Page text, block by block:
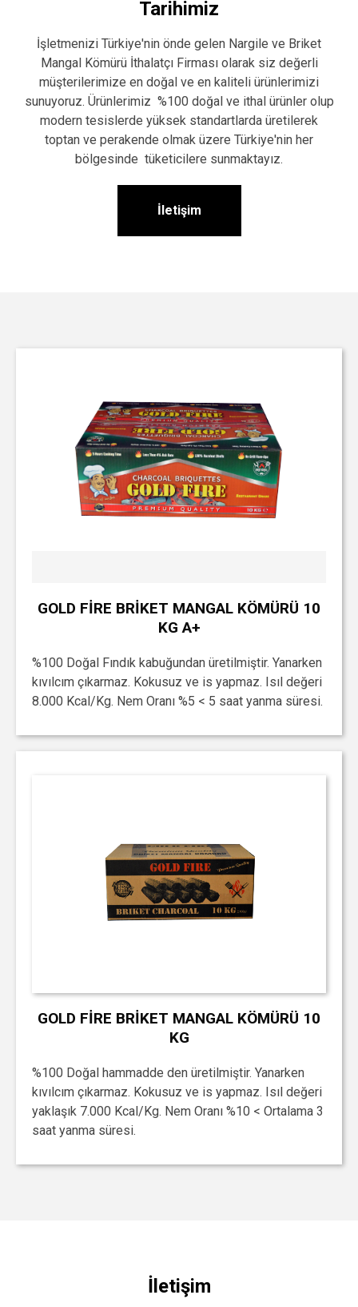
Tarihimiz
İşletmenizi Türkiye'nin önde gelen Nargile ve Briket
Mangal Kömürü İthalatçı Firması olarak siz değerli
müşterilerimize en doğal ve en kaliteli ürünlerimizi
sunuyoruz. Ürünlerimiz %100 doğal ve ithal ürünler olup
modern tesislerde yüksek standartlarda üretilerek
toptan ve perakende olmak üzere Türkiye'nin her
bölgesinde tüketicilere sunmaktayız.
İletişim
GOLD FİRE BRİKET MANGAL KÖMÜRÜ 10
KG A+
%100 Doğal Fındık kabuğundan üretilmiştir. Yanarken
kıvılcım çıkarmaz. Kokusuz ve is yapmaz. Isıl değeri
8.000 Kcal/Kg. Nem Oranı %5 < 5 saat yanma süresi.
GOLD FİRE BRİKET MANGAL KÖMÜRÜ 10
KG
%100 Doğal hammadde den üretilmiştir. Yanarken
kıvılcım çıkarmaz. Kokusuz ve is yapmaz. Isıl değeri
yaklaşık 7.000 Kcal/Kg. Nem Oranı %10 < Ortalama 3
saat yanma süresi.
İletişim